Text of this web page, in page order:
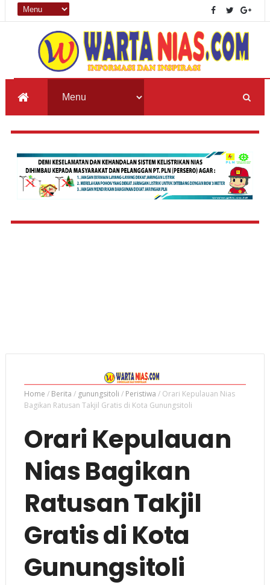
Home / Berita / gunungsitoli / Peristiwa / Orari Kepulauan Nias
Bagikan Ratusan Takjil Gratis di Kota Gunungsitoli
Orari Kepulauan
Nias Bagikan
Ratusan Takjil
Gratis di Kota
Gunungsitoli